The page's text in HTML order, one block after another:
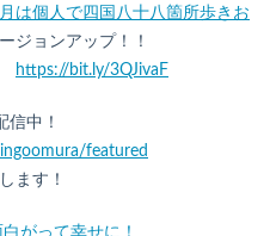
は個人で四国八十八箇所歩きお
ジョンアップ！！
https://bit.ly/3QJivaF
中！
featured
ます！
がって幸せに！